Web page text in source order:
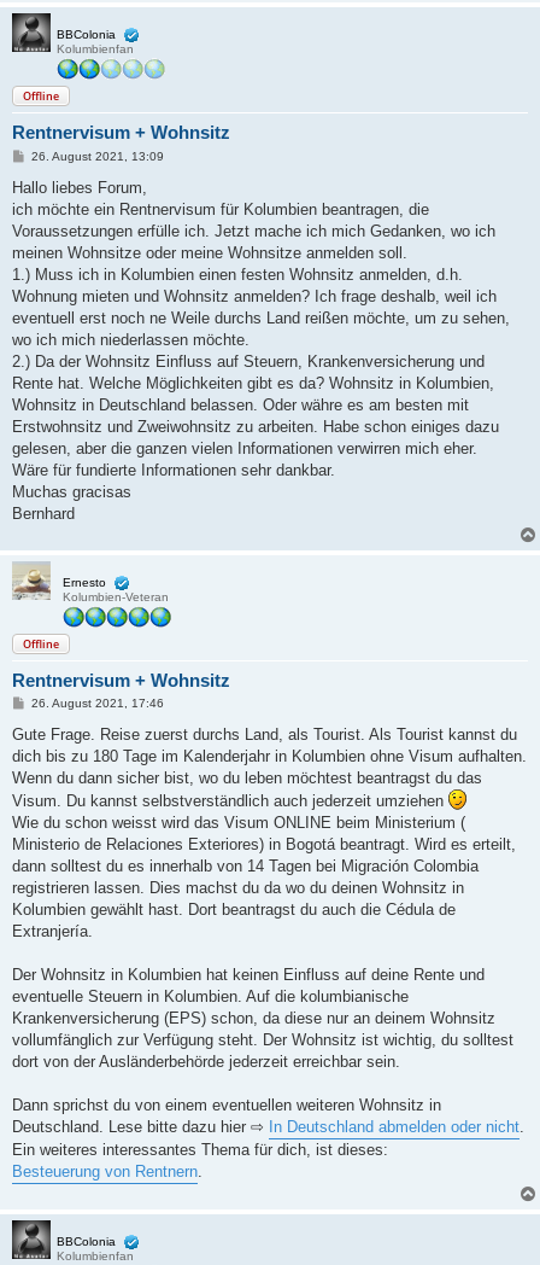
BBColonia
Kolumbienfan
Offline
Rentnervisum + Wohnsitz
B
i
r
a
26. August 2021, 13:09
Hallo liebes Forum,
ich möchte ein Rentnervisum für Kolumbien beantragen, die
Voraussetzungen erfülle ich. Jetzt mache ich mich Gedanken, wo ich
meinen Wohnsitze oder meine Wohnsitze anmelden soll.
1.) Muss ich in Kolumbien einen festen Wohnsitz anmelden, d.h.
Wohnung mieten und Wohnsitz anmelden? Ich frage deshalb, weil ich
eventuell erst noch ne Weile durchs Land reißen möchte, um zu sehen,
wo ich mich niederlassen möchte.
2.) Da der Wohnsitz Einfluss auf Steuern, Krankenversicherung und
Rente hat. Welche Möglichkeiten gibt es da? Wohnsitz in Kolumbien,
Wohnsitz in Deutschland belassen. Oder währe es am besten mit
Erstwohnsitz und Zweiwohnsitz zu arbeiten. Habe schon einiges dazu
gelesen, aber die ganzen vielen Informationen verwirren mich eher.
Wäre für fundierte Informationen sehr dankbar.
Muchas gracisas
Bernhard
Ernesto
Kolumbien-Veteran
Offline
Rentnervisum + Wohnsitz
B
i
r
a
26. August 2021, 17:46
Gute Frage. Reise zuerst durchs Land, als Tourist. Als Tourist kannst du
dich bis zu 180 Tage im Kalenderjahr in Kolumbien ohne Visum aufhalten.
Wenn du dann sicher bist, wo du leben möchtest beantragst du das
Visum. Du kannst selbstverständlich auch jederzeit umziehen
Wie du schon weisst wird das Visum ONLINE beim Ministerium (
Ministerio de Relaciones Exteriores) in Bogotá beantragt. Wird es erteilt,
dann solltest du es innerhalb von 14 Tagen bei Migración Colombia
registrieren lassen. Dies machst du da wo du deinen Wohnsitz in
Kolumbien gewählt hast. Dort beantragst du auch die Cédula de
Extranjería.
Der Wohnsitz in Kolumbien hat keinen Einfluss auf deine Rente und
eventuelle Steuern in Kolumbien. Auf die kolumbianische
Krankenversicherung (EPS) schon, da diese nur an deinem Wohnsitz
vollumfänglich zur Verfügung steht. Der Wohnsitz ist wichtig, du solltest
dort von der Ausländerbehörde jederzeit erreichbar sein.
Dann sprichst du von einem eventuellen weiteren Wohnsitz in
Deutschland. Lese bitte dazu hier ⇨
In Deutschland abmelden oder nicht.
Ein weiteres interessantes Thema für dich, ist dieses:
Besteuerung von Rentnern.
BBColonia
Kolumbienfan